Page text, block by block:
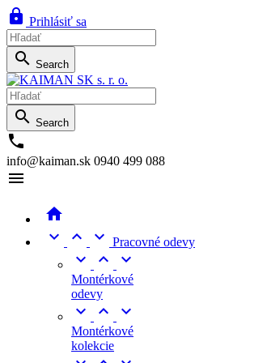
 Prihlásiť sa
 Search
 Search

info@kaiman.sk 0940 499 088



  Pracovné odevy
  
Montérkové
odevy
  
Montérkové
kolekcie